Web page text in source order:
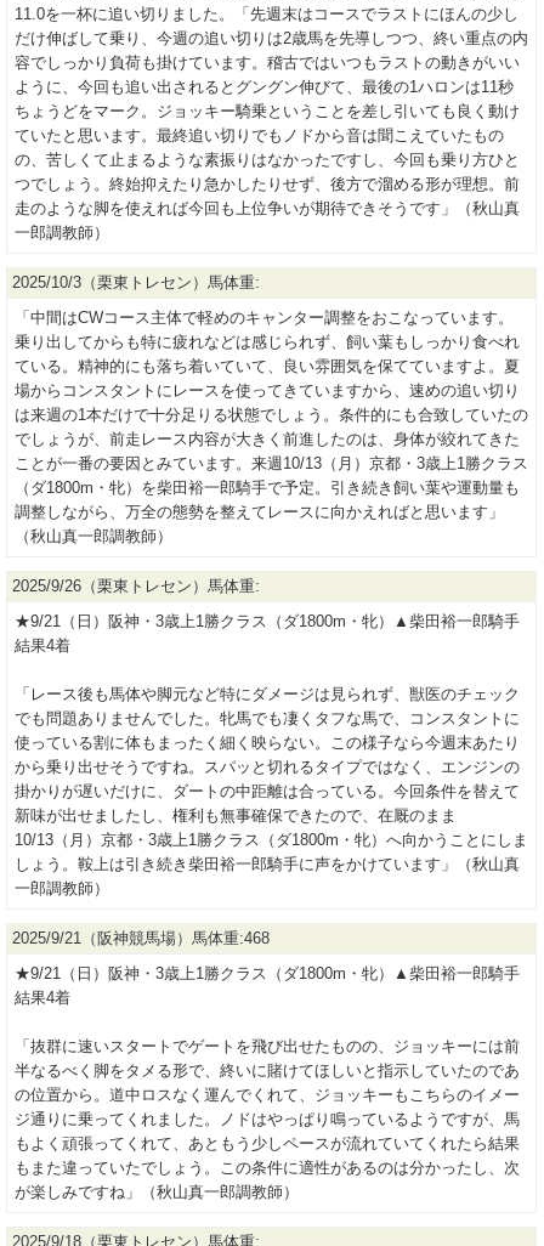
11.0を一杯に追い切りました。「先週末はコースでラストにほんの少し
だけ伸ばして乗り、今週の追い切りは2歳馬を先導しつつ、終い重点の内
容でしっかり負荷も掛けています。稽古ではいつもラストの動きがいい
ように、今回も追い出されるとグングン伸びて、最後の1ハロンは11秒
ちょうどをマーク。ジョッキー騎乗ということを差し引いても良く動け
ていたと思います。最終追い切りでもノドから音は聞こえていたもの
の、苦しくて止まるような素振りはなかったですし、今回も乗り方ひと
つでしょう。終始抑えたり急かしたりせず、後方で溜める形が理想。前
走のような脚を使えれば今回も上位争いが期待できそうです」（秋山真
一郎調教師）
2025/10/3（栗東トレセン）馬体重:
「中間はCWコース主体で軽めのキャンター調整をおこなっています。
乗り出してからも特に疲れなどは感じられず、飼い葉もしっかり食べれ
ている。精神的にも落ち着いていて、良い雰囲気を保てていますよ。夏
場からコンスタントにレースを使ってきていますから、速めの追い切り
は来週の1本だけで十分足りる状態でしょう。条件的にも合致していたの
でしょうが、前走レース内容が大きく前進したのは、身体が絞れてきた
ことが一番の要因とみています。来週10/13（月）京都・3歳上1勝クラス
（ダ1800m・牝）を柴田裕一郎騎手で予定。引き続き飼い葉や運動量も
調整しながら、万全の態勢を整えてレースに向かえればと思います」
（秋山真一郎調教師）
2025/9/26（栗東トレセン）馬体重:
★9/21（日）阪神・3歳上1勝クラス（ダ1800m・牝）▲柴田裕一郎騎手
結果4着
「レース後も馬体や脚元など特にダメージは見られず、獣医のチェック
でも問題ありませんでした。牝馬でも凄くタフな馬で、コンスタントに
使っている割に体もまったく細く映らない。この様子なら今週末あたり
から乗り出せそうですね。スパッと切れるタイプではなく、エンジンの
掛かりが遅いだけに、ダートの中距離は合っている。今回条件を替えて
新味が出せましたし、権利も無事確保できたので、在厩のまま
10/13（月）京都・3歳上1勝クラス（ダ1800m・牝）へ向かうことにしま
しょう。鞍上は引き続き柴田裕一郎騎手に声をかけています」（秋山真
一郎調教師）
2025/9/21（阪神競馬場）馬体重:468
★9/21（日）阪神・3歳上1勝クラス（ダ1800m・牝）▲柴田裕一郎騎手
結果4着
「抜群に速いスタートでゲートを飛び出せたものの、ジョッキーには前
半なるべく脚をタメる形で、終いに賭けてほしいと指示していたのであ
の位置から。道中ロスなく運んでくれて、ジョッキーもこちらのイメー
ジ通りに乗ってくれました。ノドはやっぱり鳴っているようですが、馬
もよく頑張ってくれて、あともう少しペースが流れていてくれたら結果
もまた違っていたでしょう。この条件に適性があるのは分かったし、次
が楽しみですね」（秋山真一郎調教師）
2025/9/18（栗東トレセン）馬体重: